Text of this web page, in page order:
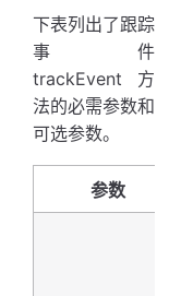
下表列出了跟踪
事件
trackEvent方
法的必需参数和
可选参数。
参数